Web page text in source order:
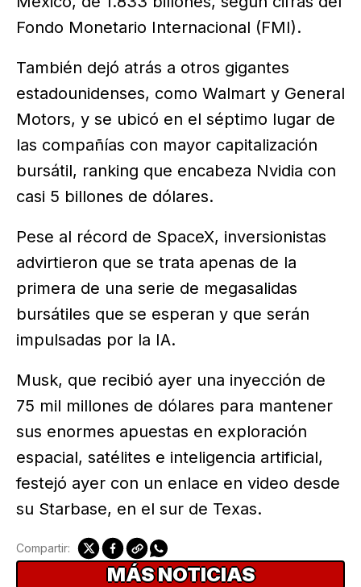
Fondo Monetario Internacional (FMI).
También dejó atrás a otros gigantes
estadounidenses, como Walmart y General
Motors, y se ubicó en el séptimo lugar de
las compañías con mayor capitalización
bursátil, ranking que encabeza Nvidia con
casi 5 billones de dólares.
Pese al récord de SpaceX, inversionistas
advirtieron que se trata apenas de la
primera de una serie de megasalidas
bursátiles que se esperan y que serán
impulsadas por la IA.
Musk, que recibió ayer una inyección de
75 mil millones de dólares para mantener
sus enormes apuestas en exploración
espacial, satélites e inteligencia artificial,
festejó ayer con un enlace en video desde
su Starbase, en el sur de Texas.
Compartir:
MÁS NOTICIAS